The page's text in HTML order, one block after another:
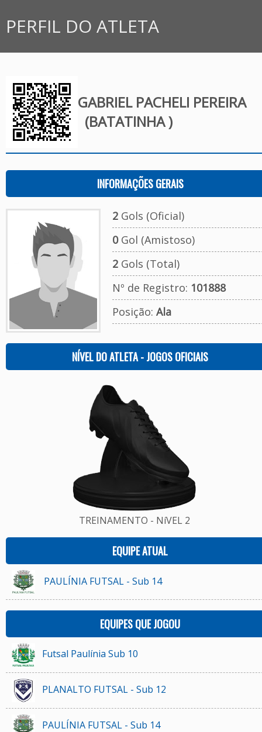
PERFIL DO ATLETA
GABRIEL PACHELI PEREIRA
(BATATINHA )
INFORMAÇÕES GERAIS
2Gols (Oficial)
0Gol (Amistoso)
2Gols (Total)
Nº de Registro: 101888
Posição: Ala
NÍVEL DO ATLETA - JOGOS OFICIAIS
TREINAMENTO - NíVEL 2
EQUIPE ATUAL
PAULÍNIA FUTSAL - Sub 14
EQUIPES QUE JOGOU
Futsal Paulínia Sub 10
PLANALTO FUTSAL - Sub 12
PAULÍNIA FUTSAL - Sub 14